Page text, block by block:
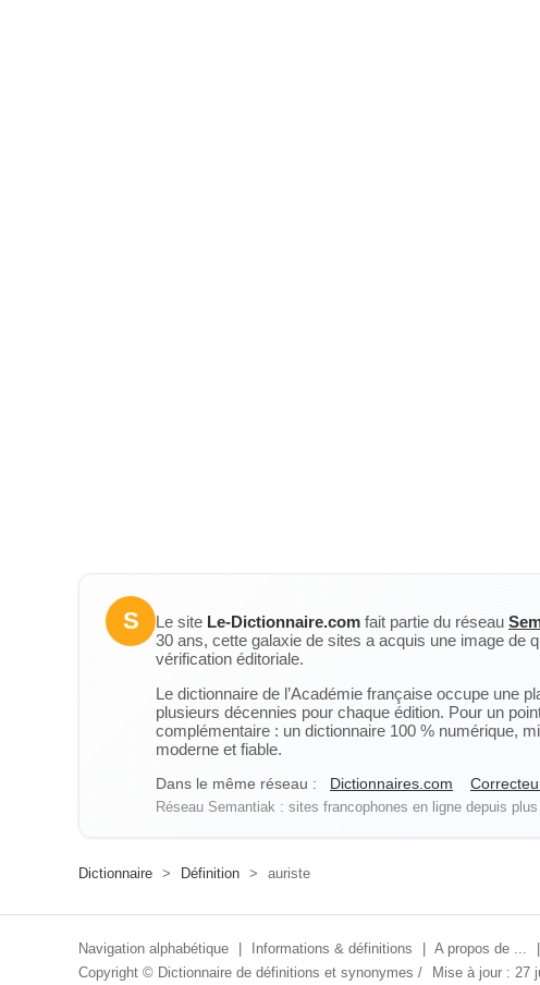
S Le site Le-Dictionnaire.com fait partie du réseau
30 ans, cette galaxie de sites a acquis une image de
vérification éditoriale.
Le dictionnaire de l’Académie française occupe une
plusieurs décennies pour chaque édition. Pour un
complémentaire : un dictionnaire 100 % numérique,
moderne et fiable.
Dans le même réseau : Dictionnaires.com
Réseau Semantiak : sites francophones en ligne depuis
Dictionnaire > Définition > auriste
Navigation alphabétique Informations & définitions A propos de ...
Copyright © Dictionnaire de définitions et synonymes / Mise à jour : 27